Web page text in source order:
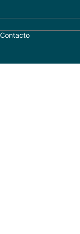
Contacto